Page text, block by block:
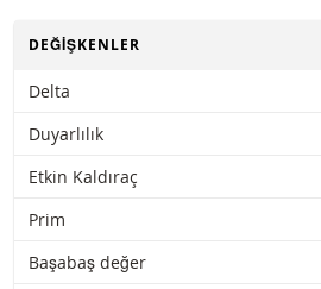
AÇ
DEĞIŞKENLER
Delta
Duyarlılık
Etkin Kaldıraç
Prim
Başabaş değer